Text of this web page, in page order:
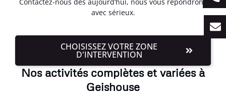
Contactez-nous dès aujourd’hui, nous vous répondrons
avec sérieux.
CHOISISSEZ VOTRE ZONE
D'INTERVENTION
Nos activités complètes et variées à
Geishouse